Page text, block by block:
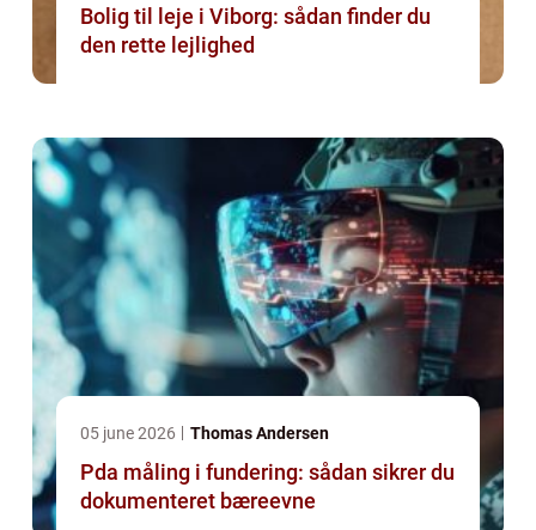
Bolig til leje i Viborg: sådan finder du
den rette lejlighed
05 june 2026 Thomas Andersen
Pda måling i fundering: sådan sikrer du
dokumenteret bæreevne